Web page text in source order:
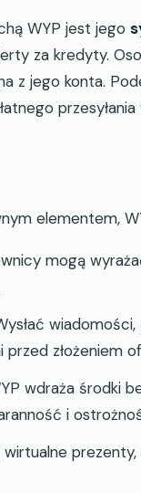
WYP jest jego
za kredyty.
z jego konta.
elementem,
mogą
wiadomości,
złożeniem
wdraża środki
i
wirtualne